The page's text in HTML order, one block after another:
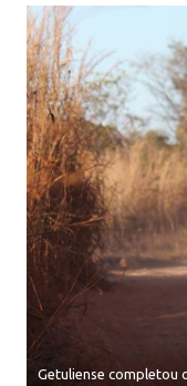
Getuliense completou